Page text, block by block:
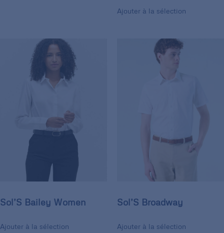
Ajouter à la sélection
Sol’S Bailey Women
Ajouter à la sélection
Sol’S Broadway
Ajouter à la sélection